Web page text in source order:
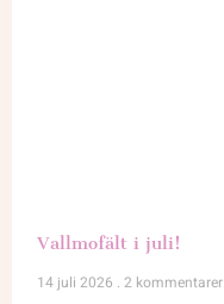
Vallmofält i juli!
14 juli 2026 2 kommentarer